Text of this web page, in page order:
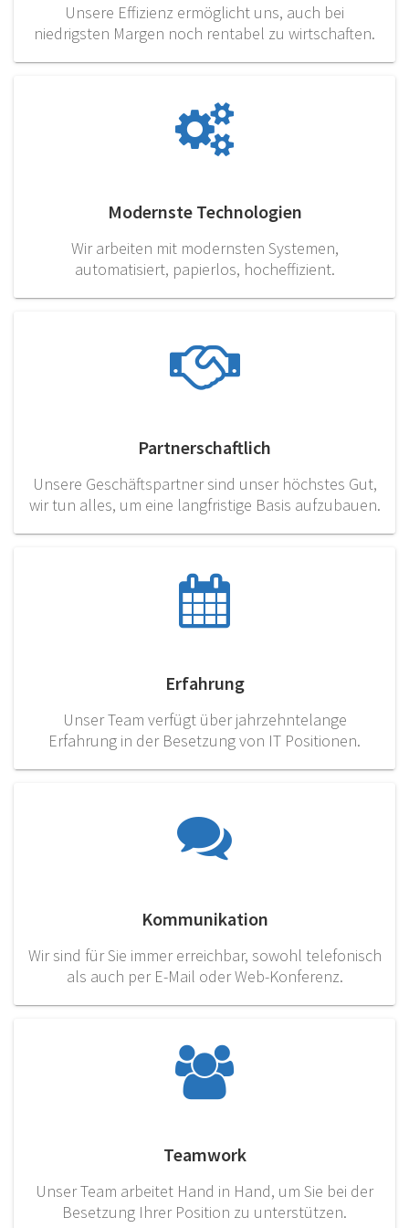
Unsere Effizienz ermöglicht uns, auch bei
niedrigsten Margen noch rentabel zu wirtschaften.
Modernste Technologien
Wir arbeiten mit modernsten Systemen,
automatisiert, papierlos, hocheffizient.
Partnerschaftlich
Unsere Geschäftspartner sind unser höchstes Gut,
wir tun alles, um eine langfristige Basis aufzubauen.
Erfahrung
Unser Team verfügt über jahrzehntelange
Erfahrung in der Besetzung von IT Positionen.
Kommunikation
Wir sind für Sie immer erreichbar, sowohl telefonisch
als auch per E-Mail oder Web-Konferenz.
Teamwork
Unser Team arbeitet Hand in Hand, um Sie bei der
Besetzung Ihrer Position zu unterstützen.